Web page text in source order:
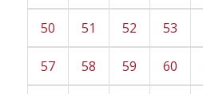
50 51 52 53
57 58 59 60